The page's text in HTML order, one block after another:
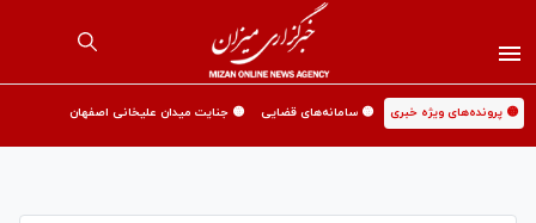
🟡 پرونده‌های ویژه خبری 🟡 سامانه‌های قضایی 🟡 جنایت میدان علیخانی اصفهان